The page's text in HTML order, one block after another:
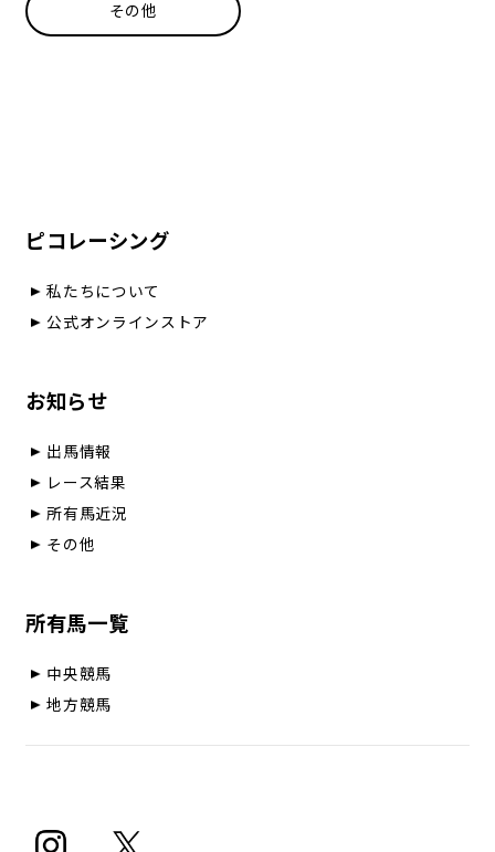
その他
ピコレーシング
私たちについて
公式オンラインストア
お知らせ
出馬情報
レース結果
所有馬近況
その他
所有馬一覧
中央競馬
地方競馬